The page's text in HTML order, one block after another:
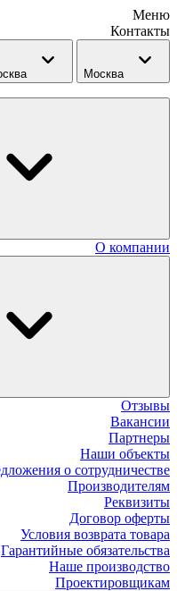
Меню
Контакты
Москва
О компании
Отзывы
Вакансии
Партнеры
Наши объекты
о сотрудничестве
Производителям
Реквизиты
Договор оферты
Условия возврата товара
Гарантийные обязательства
Наше производство
Проектировщикам